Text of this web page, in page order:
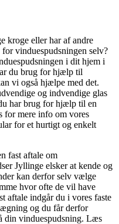
kroge eller har af andre
vinduespudsningen selv?
i dit hjem i
du brug for hjælp til
vi også hjælpe med det.
og indvendige glas
har brug for hjælp til en
for mere info om vores
for et hurtigt og enkelt
fast aftale om
Jyllinge elsker at kende og
kan derfor selv vælge
hvor ofte de vil have
aftale indgår du i vores faste
og du får derfor
din vinduespudsning. Læs